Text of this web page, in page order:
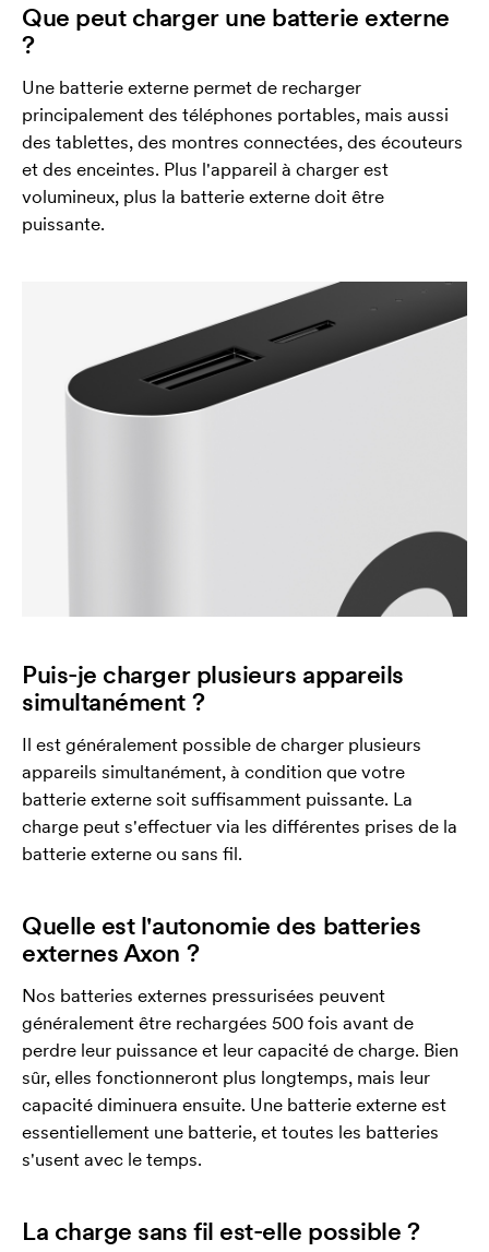
Que peut charger une batterie externe
?
Une batterie externe permet de recharger
principalement des téléphones portables, mais aussi
des tablettes, des montres connectées, des écouteurs
et des enceintes. Plus l'appareil à charger est
volumineux, plus la batterie externe doit être
puissante.
Puis-je charger plusieurs appareils
simultanément ?
Il est généralement possible de charger plusieurs
appareils simultanément, à condition que votre
batterie externe soit suffisamment puissante. La
charge peut s'effectuer via les différentes prises de la
batterie externe ou sans fil.
Quelle est l'autonomie des batteries
externes Axon ?
Nos batteries externes pressurisées peuvent
généralement être rechargées 500 fois avant de
perdre leur puissance et leur capacité de charge. Bien
sûr, elles fonctionneront plus longtemps, mais leur
capacité diminuera ensuite. Une batterie externe est
essentiellement une batterie, et toutes les batteries
s'usent avec le temps.
La charge sans fil est-elle possible ?